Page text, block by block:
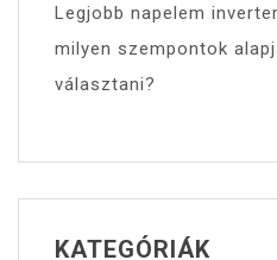
Legjobb napelem
milyen szempontok
választani?
KATEGÓRIÁK